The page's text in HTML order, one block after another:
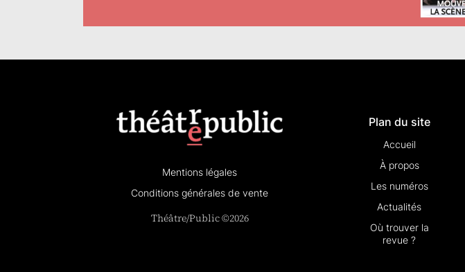
Mentions légales
Conditions générales de vente
Théâtre/Public ©2026
Plan du site
Accueil
À propos
Les numéros
Actualités
Où trouver la
revue ?